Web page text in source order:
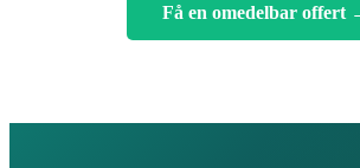
Få en omedelbar offert